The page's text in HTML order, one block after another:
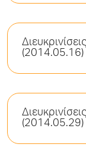
(2014.05.16)
(2014.05.29)